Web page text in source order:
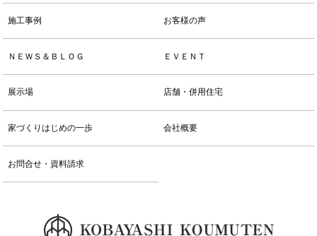
施工事例 お客様の声
ＮＥＷＳ＆ＢＬＯＧ ＥＶＥＮＴ
展示場 店舗・併用住宅
家づくりはじめの一歩 会社概要
お問合せ・資料請求